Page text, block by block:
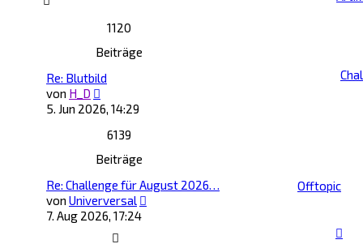
1120
Beiträge
Re: Blutbild
von H_D
Beitrag
5. Jun 2026, 14:29
6139
Beiträge
Re: Challenge für August 2026…
von Univerversal
7. Aug 2026, 17:24
Offtopic